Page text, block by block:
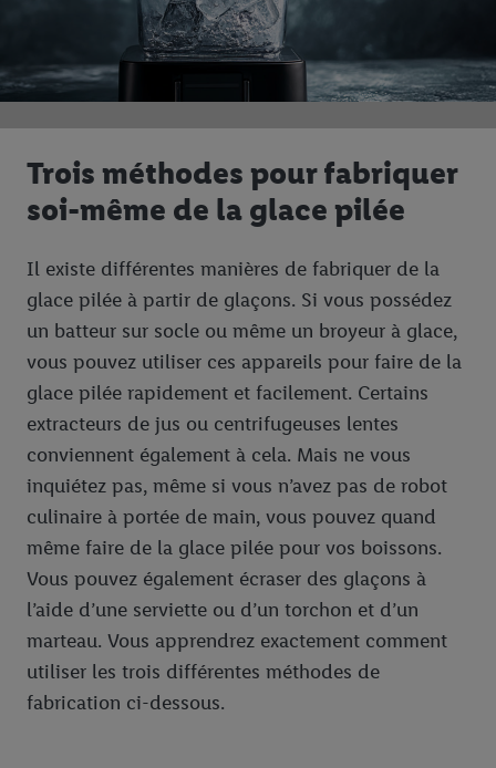
Trois méthodes pour fabriquer
soi-même de la glace pilée
Il existe différentes manières de fabriquer de la
glace pilée à partir de glaçons. Si vous possédez
un batteur sur socle ou même un broyeur à glace,
vous pouvez utiliser ces appareils pour faire de la
glace pilée rapidement et facilement. Certains
extracteurs de jus ou centrifugeuses lentes
conviennent également à cela. Mais ne vous
inquiétez pas, même si vous n’avez pas de robot
culinaire à portée de main, vous pouvez quand
même faire de la glace pilée pour vos boissons.
Vous pouvez également écraser des glaçons à
l’aide d’une serviette ou d’un torchon et d’un
marteau. Vous apprendrez exactement comment
utiliser les trois différentes méthodes de
fabrication ci-dessous.